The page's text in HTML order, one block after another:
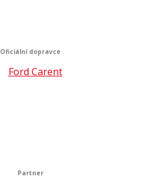
Oficiální dopravce
Partner